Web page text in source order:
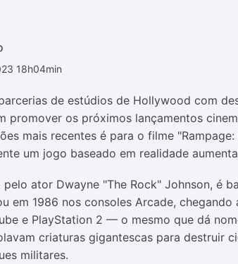
18h04min
de estúdios de Hollywood com
promover os próximos lançamentos
mais recentes é para o filme
um jogo baseado em realidade
ator Dwayne "The Rock" Johnson, é
em 1986 nos consoles Arcade, chegando
e PlayStation 2 — o mesmo que dá
criaturas gigantescas para destruir
militares.